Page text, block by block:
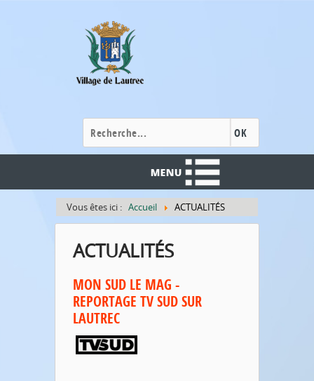
OK
Vous êtes ici : Accueil ACTUALITÉS
ACTUALITÉS
MON SUD LE MAG -
REPORTAGE TV SUD SUR
LAUTREC